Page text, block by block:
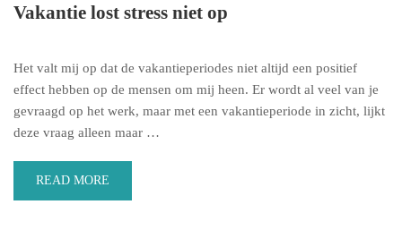
Vakantie lost stress niet op
Het valt mij op dat de vakantieperiodes niet altijd een positief
effect hebben op de mensen om mij heen. Er wordt al veel van je
gevraagd op het werk, maar met een vakantieperiode in zicht, lijkt
deze vraag alleen maar …
READ MORE